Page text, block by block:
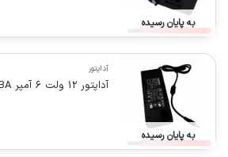
به پایان رسیده
به پایان رسیده
آداپتور
آداپتور 12 ولت 6 آمپر TOSHIBA